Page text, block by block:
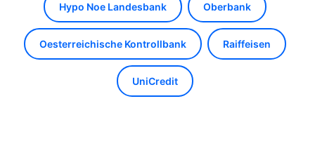
Hypo Noe Landesbank Oberbank
Oesterreichische Kontrollbank Raiffeisen
UniCredit